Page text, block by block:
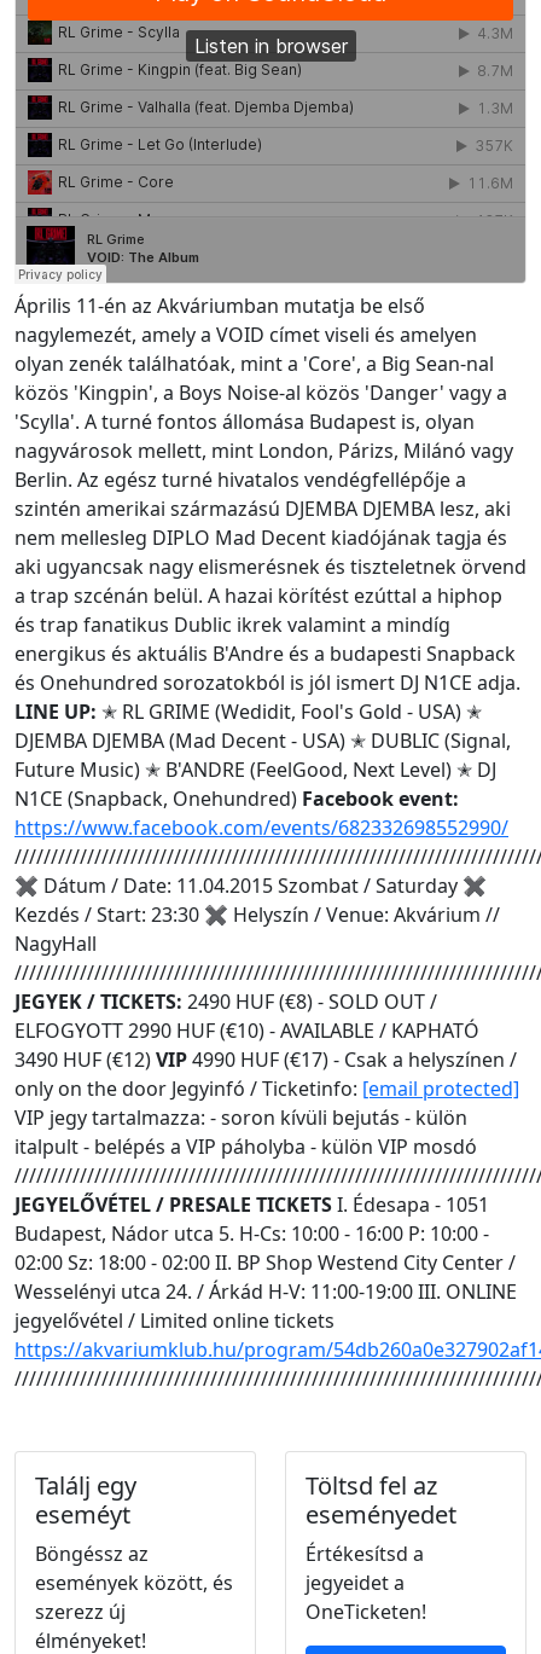
Április 11-én az Akváriumban mutatja be első
nagylemezét, amely a VOID címet viseli és amelyen
olyan zenék találhatóak, mint a 'Core', a Big Sean-nal
közös 'Kingpin', a Boys Noise-al közös 'Danger' vagy a
'Scylla'. A turné fontos állomása Budapest is, olyan
nagyvárosok mellett, mint London, Párizs, Milánó vagy
Berlin. Az egész turné hivatalos vendégfellépője a
szintén amerikai származású DJEMBA DJEMBA lesz, aki
nem mellesleg DIPLO Mad Decent kiadójának tagja és
aki ugyancsak nagy elismerésnek és tiszteletnek örvend
a trap szcénán belül. A hazai körítést ezúttal a hiphop
és trap fanatikus Dublic ikrek valamint a mindíg
energikus és aktuális B'Andre és a budapesti Snapback
és Onehundred sorozatokból is jól ismert DJ N1CE adja.
LINE UP: ✭ RL GRIME (Wedidit, Fool's Gold - USA) ✭
DJEMBA DJEMBA (Mad Decent - USA) ✭ DUBLIC (Signal,
Future Music) ✭ B'ANDRE (FeelGood, Next Level) ✭ DJ
N1CE (Snapback, Onehundred) Facebook event:
https://www.facebook.com/events/682332698552990/
✖ Dátum / Date: 11.04.2015 Szombat / Saturday ✖
Kezdés / Start: 23:30 ✖ Helyszín / Venue: Akvárium //
NagyHall
JEGYEK / TICKETS: 2490 HUF (€8) - SOLD OUT /
ELFOGYOTT 2990 HUF (€10) - AVAILABLE / KAPHATÓ
3490 HUF (€12)VIP4990 HUF (€17) - Csak a helyszínen /
only on the door Jegyinfó / Ticketinfo: [email protected]
VIP jegy tartalmazza: - soron kívüli bejutás - külön
italpult - belépés a VIP páholyba - külön VIP mosdó
JEGYELŐVÉTEL / PRESALE TICKETSI. Édesapa - 1051
Budapest, Nádor utca 5. H-Cs: 10:00 - 16:00 P: 10:00 -
02:00 Sz: 18:00 - 02:00 II. BP Shop Westend City Center /
Wesselényi utca 24. / Árkád H-V: 11:00-19:00 III. ONLINE
jegyelővétel / Limited online tickets
https://akvariumklub.hu/program/
Találj egy
eseméyt
Böngéssz az
események között, és
szerezz új
élményeket!
Töltsd fel az
eseményedet
Értékesítsd a
jegyeidet a
OneTicketen!